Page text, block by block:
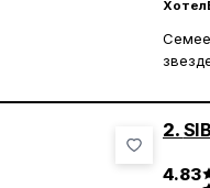
Хотел
В
2.
4.83